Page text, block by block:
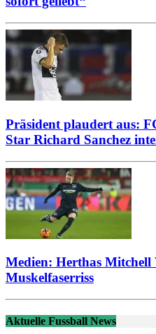
Präsident plaudert aus:
Star Richard Sanchez
Medien: Herthas Mitchell
Muskelfaserriss
Aktuelle Fussball News